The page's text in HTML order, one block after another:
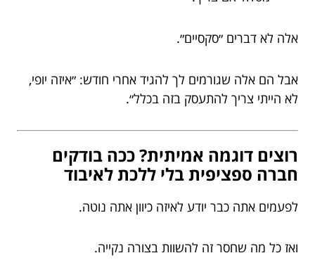
אלה לא דברים ״סקסיים״.
אבל הם אלה שגורמים לך להגיד אחרי חודש: ״איזה יופי,
לא הייתי צריך להתעסק בזה בכלל״.
רוצים דוגמה אמיתית? ככה בודקים
חברה ספציפית בלי ללכת לאיבוד
לפעמים אתה כבר יודע לאיזה כיוון אתה נוטה.
ואז כל מה שחסר זה להשוות בצורה נקייה.